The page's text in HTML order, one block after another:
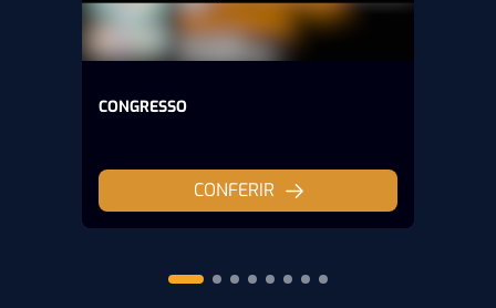
CONGRESSO
CONFERIR